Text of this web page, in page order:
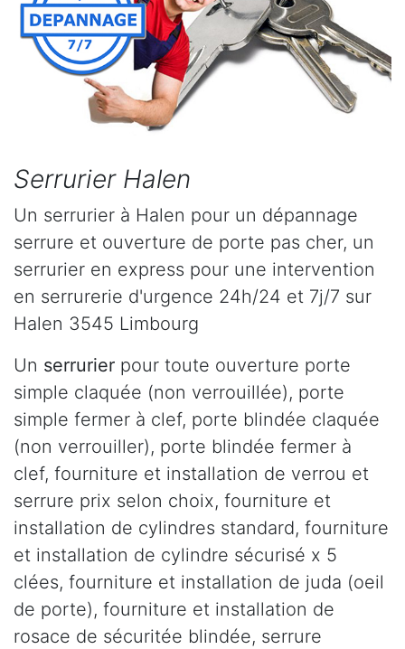
Serrurier Halen
Un serrurier à Halen pour un dépannage
serrure et ouverture de porte pas cher, un
serrurier en express pour une intervention
en serrurerie d'urgence 24h/24 et 7j/7 sur
Halen 3545 Limbourg
Un serrurier pour toute ouverture porte
simple claquée (non verrouillée), porte
simple fermer à clef, porte blindée claquée
(non verrouiller), porte blindée fermer à
clef, fourniture et installation de verrou et
serrure prix selon choix, fourniture et
installation de cylindres standard, fourniture
et installation de cylindre sécurisé x 5
clées, fourniture et installation de juda (oeil
de porte), fourniture et installation de
rosace de sécuritée blindée, serrure